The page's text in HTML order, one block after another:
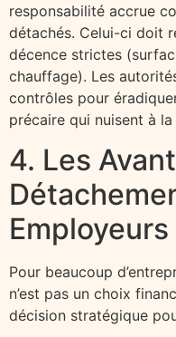
responsabilité accrue
détachés. Celui-ci doit
décence strictes
chauffage). Les
contrôles pour
précaire qui nuisent à
4. Les
Pour beaucoup
n’est pas un choix
décision stratégique